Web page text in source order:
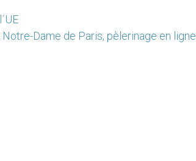
Dame de Paris, pèlerinage en ligne